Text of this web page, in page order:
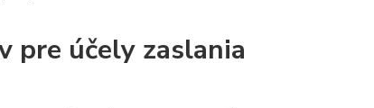
pre účely zaslania